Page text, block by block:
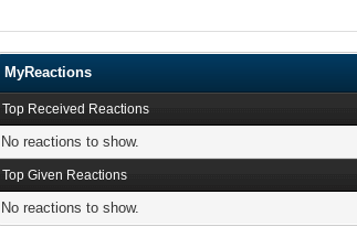
MyReactions
Top Received Reactions
No reactions to show.
Top Given Reactions
No reactions to show.